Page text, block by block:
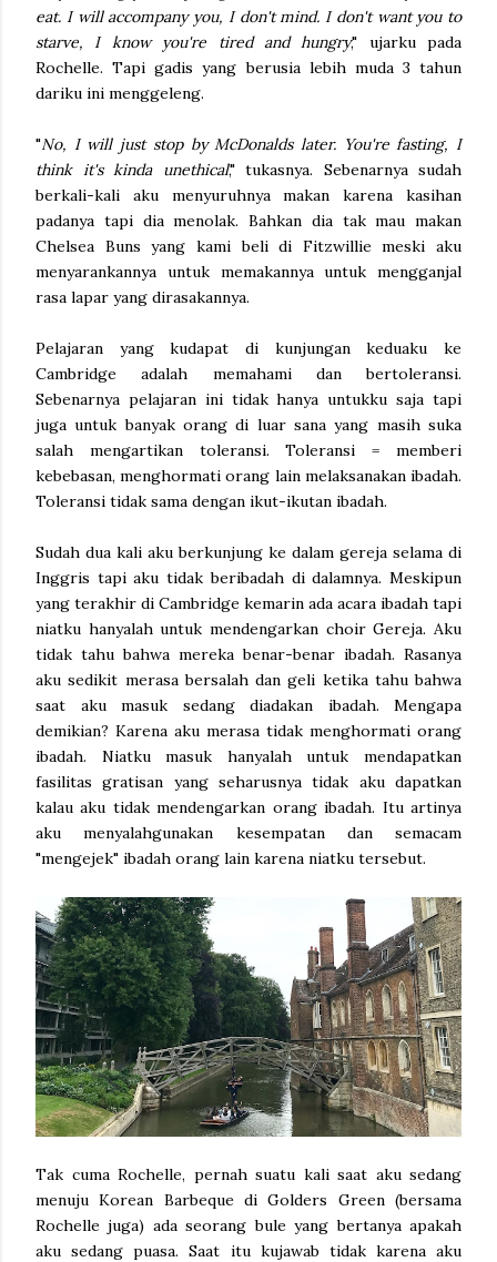
eat. I will accompany you, I don't mind. I don't want you to
starve, I know you're tired and hungry," ujarku pada
Rochelle. Tapi gadis yang berusia lebih muda 3 tahun
dariku ini menggeleng.
"No, I will just stop by McDonalds later. You're fasting, I
think it's kinda unethical," tukasnya. Sebenarnya sudah
berkali-kali aku menyuruhnya makan karena kasihan
padanya tapi dia menolak. Bahkan dia tak mau makan
Chelsea Buns yang kami beli di Fitzwillie meski aku
menyarankannya untuk memakannya untuk mengganjal
rasa lapar yang dirasakannya.
Pelajaran yang kudapat di kunjungan keduaku ke
Cambridge adalah memahami dan bertoleransi.
Sebenarnya pelajaran ini tidak hanya untukku saja tapi
juga untuk banyak orang di luar sana yang masih suka
salah mengartikan toleransi. Toleransi = memberi
kebebasan, menghormati orang lain melaksanakan ibadah.
Toleransi tidak sama dengan ikut-ikutan ibadah.
Sudah dua kali aku berkunjung ke dalam gereja selama di
Inggris tapi aku tidak beribadah di dalamnya. Meskipun
yang terakhir di Cambridge kemarin ada acara ibadah tapi
niatku hanyalah untuk mendengarkan choir Gereja. Aku
tidak tahu bahwa mereka benar-benar ibadah. Rasanya
aku sedikit merasa bersalah dan geli ketika tahu bahwa
saat aku masuk sedang diadakan ibadah. Mengapa
demikian? Karena aku merasa tidak menghormati orang
ibadah. Niatku masuk hanyalah untuk mendapatkan
fasilitas gratisan yang seharusnya tidak aku dapatkan
kalau aku tidak mendengarkan orang ibadah. Itu artinya
aku menyalahgunakan kesempatan dan semacam
"mengejek" ibadah orang lain karena niatku tersebut.
Tak cuma Rochelle, pernah suatu kali saat aku sedang
menuju Korean Barbeque di Golders Green (bersama
Rochelle juga) ada seorang bule yang bertanya apakah
aku sedang puasa. Saat itu kujawab tidak karena aku